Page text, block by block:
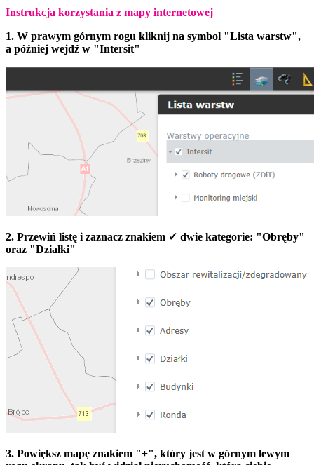
Instrukcja korzystania z mapy internetowej
1. W prawym górnym rogu kliknij na symbol "Lista warstw",
a później wejdź w "Intersit"
2. Przewiń listę i zaznacz znakiem ✓ dwie kategorie: "Obręby"
oraz "Działki"
3. Powiększ mapę znakiem "+", który jest w górnym lewym